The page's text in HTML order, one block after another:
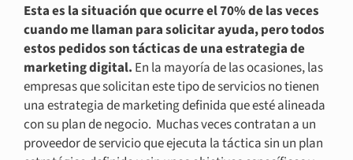
Esta es la situación que ocurre el 70% de las veces
cuando me llaman para solicitar ayuda, pero todos
estos pedidos son tácticas de una estrategia de
marketing digital. En la mayoría de las ocasiones, las
empresas que solicitan este tipo de servicios no tienen
una estrategia de marketing definida que esté alineada
con su plan de negocio. Muchas veces contratan a un
proveedor de servicio que ejecuta la táctica sin un plan